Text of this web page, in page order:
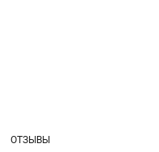
ОТЗЫВЫ